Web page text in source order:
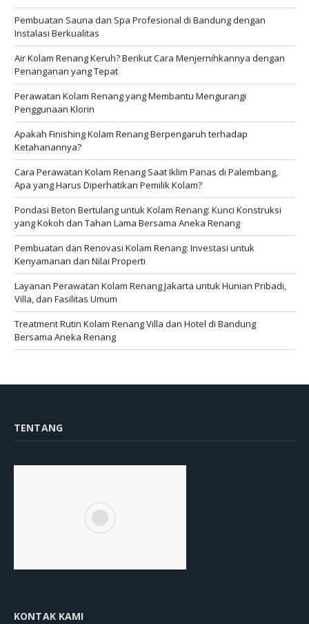
Pembuatan Sauna dan Spa Profesional di Bandung dengan
Instalasi Berkualitas
Air Kolam Renang Keruh? Berikut Cara Menjernihkannya dengan
Penanganan yang Tepat
Perawatan Kolam Renang yang Membantu Mengurangi
Penggunaan Klorin
Apakah Finishing Kolam Renang Berpengaruh terhadap
Ketahanannya?
Cara Perawatan Kolam Renang Saat Iklim Panas di Palembang,
Apa yang Harus Diperhatikan Pemilik Kolam?
Pondasi Beton Bertulang untuk Kolam Renang: Kunci Konstruksi
yang Kokoh dan Tahan Lama Bersama Aneka Renang
Pembuatan dan Renovasi Kolam Renang: Investasi untuk
Kenyamanan dan Nilai Properti
Layanan Perawatan Kolam Renang Jakarta untuk Hunian Pribadi,
Villa, dan Fasilitas Umum
Treatment Rutin Kolam Renang Villa dan Hotel di Bandung
Bersama Aneka Renang
TENTANG
KONTAK KAMI